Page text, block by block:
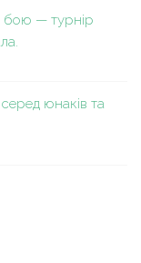
бою — турнір
юнаків та